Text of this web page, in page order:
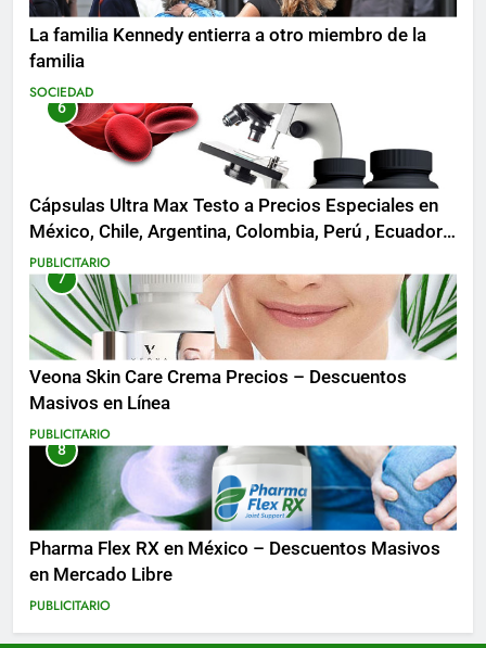
La familia Kennedy entierra a otro miembro de la
familia
SOCIEDAD
6
Cápsulas Ultra Max Testo a Precios Especiales en
México, Chile, Argentina, Colombia, Perú , Ecuador,
Costa Rica y Más
PUBLICITARIO
7
Veona Skin Care Crema Precios – Descuentos
Masivos en Línea
PUBLICITARIO
8
Pharma Flex RX en México – Descuentos Masivos
en Mercado Libre
PUBLICITARIO